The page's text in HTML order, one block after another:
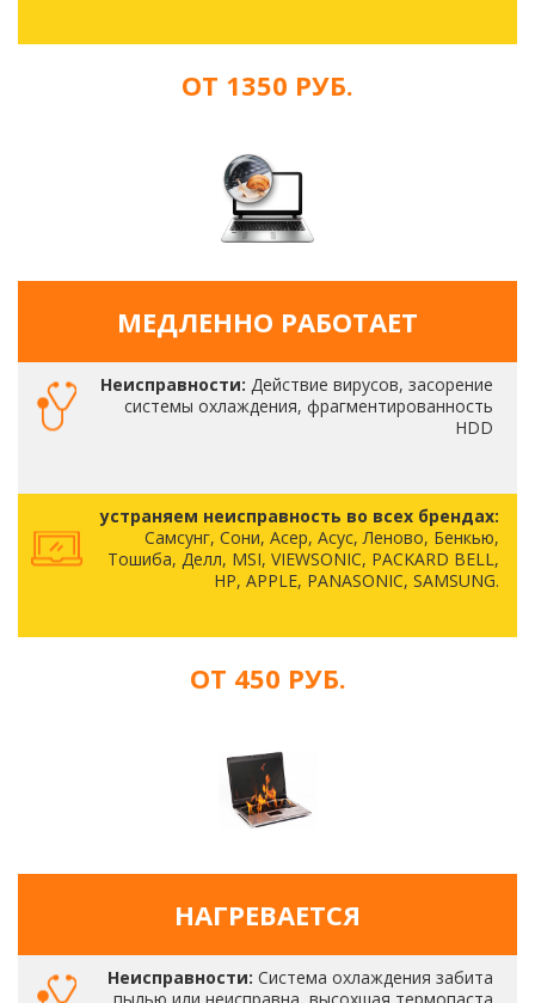
ОТ 1350 РУБ.
МЕДЛЕННО РАБОТАЕТ
Неисправности: Действие вирусов, засорение
системы охлаждения, фрагментированность
HDD
устраняем неисправность во всех брендах:
Самсунг, Сони, Асер, Асус, Леново, Бенкью,
Тошиба, Делл, MSI, VIEWSONIC, PACKARD BELL,
HP, APPLE, PANASONIC, SAMSUNG.
ОТ 450 РУБ.
НАГРЕВАЕТСЯ
Неисправности: Система охлаждения забита